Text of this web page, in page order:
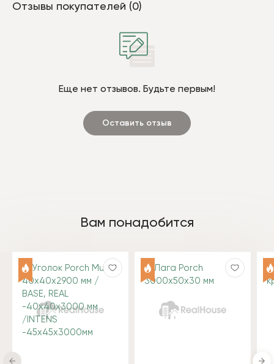
Отзывы покупателей (0)
Еще нет отзывов. Будьте первым!
Оставить отзыв
Вам понадобится